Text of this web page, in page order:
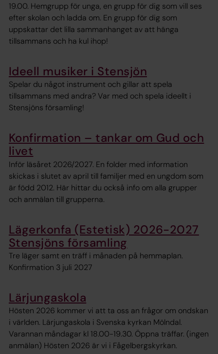
19.00. Hemgrupp för unga, en grupp för dig som vill ses
efter skolan och ladda om. En grupp för dig som
uppskattar det lilla sammanhanget av att hänga
tillsammans och ha kul ihop!
Ideell musiker i Stensjön
Spelar du något instrument och gillar att spela
tillsammans med andra? Var med och spela ideellt i
Stensjöns församling!
Konfirmation – tankar om Gud och
livet
Inför läsåret 2026/2027. En folder med information
skickas i slutet av april till familjer med en ungdom som
är född 2012. Här hittar du också info om alla grupper
och anmälan till grupperna.
Lägerkonfa (Estetisk) 2026-2027
Stensjöns församling
Tre läger samt en träff i månaden på hemmaplan.
Konfirmation 3 juli 2027
Lärjungaskola
Hösten 2026 kommer vi att ta oss an frågor om ondskan
i världen. Lärjungaskola i Svenska kyrkan Mölndal.
Varannan måndagar kl 18.00-19.30. Öppna träffar. (ingen
anmälan) Hösten 2026 är vi i Fågelbergskyrkan.